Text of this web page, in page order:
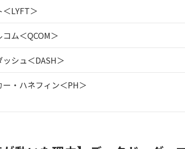
＜LYFT＞
コム＜QCOM＞
ッシュ＜DASH＞
ー・ハネフィン＜PH＞